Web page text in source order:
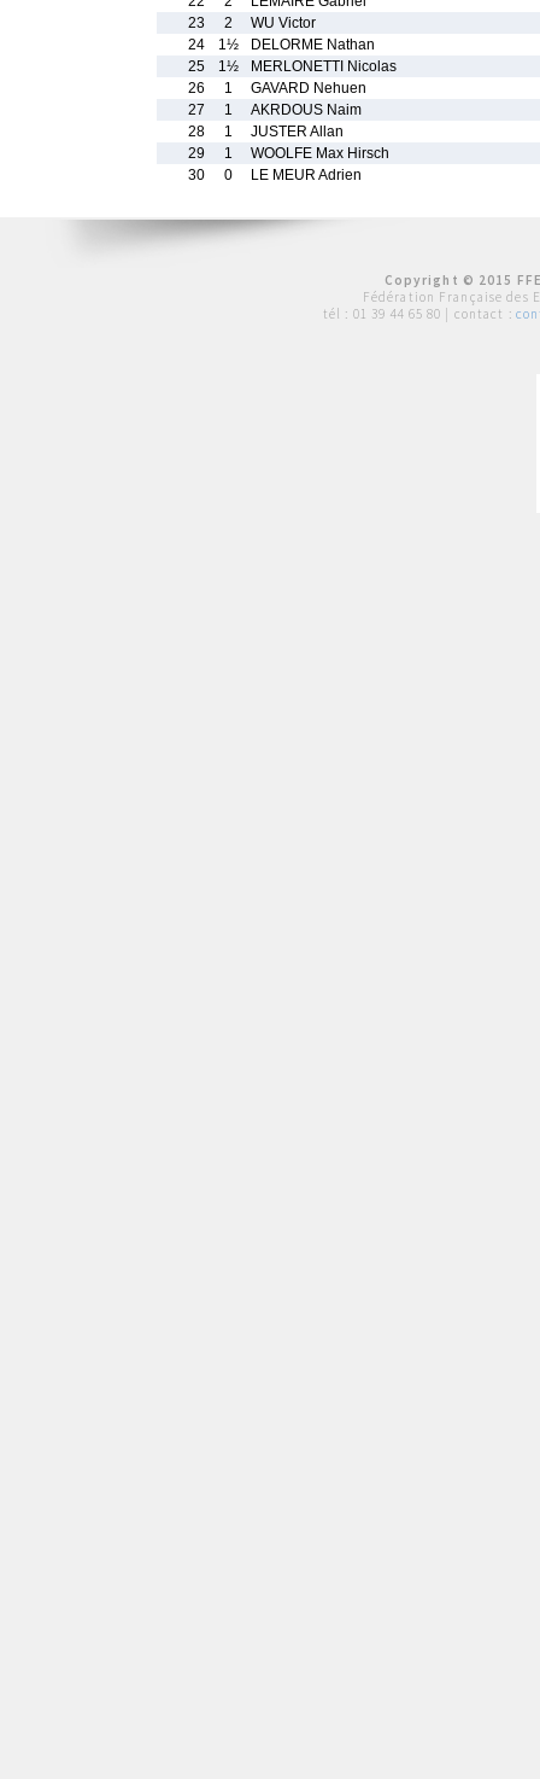
23
2
WU Victor
24
1½
DELORME Nathan
25
1½
MERLONETTI Nicolas
26
1
GAVARD Nehuen
27
1
AKRDOUS Naim
28
1
JUSTER Allan
29
1
WOOLFE Max Hirsch
30
0 LE MEUR Adrien
Copyright © 2015
Fédération Française des
tél : 01 39 44 65 80 | contact :